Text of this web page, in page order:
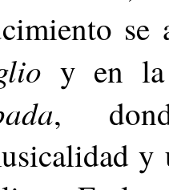
y en
,
y